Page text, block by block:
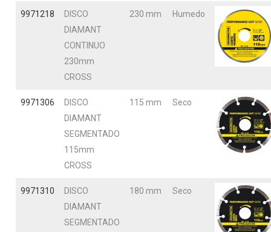
9971218
DISCO
DIAMANT
CONTINUO
230mm
CROSS
230 mm Humedo
9971306
DISCO
DIAMANT
SEGMENTADO
115mm
CROSS
115 mm Seco
9971310
DISCO
DIAMANT
SEGMENTADO
180 mm Seco